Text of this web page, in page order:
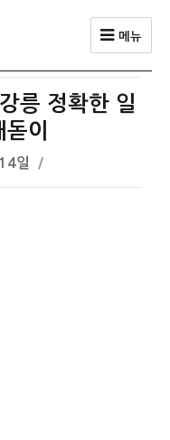
메뉴
릉 정확한 일
이
일